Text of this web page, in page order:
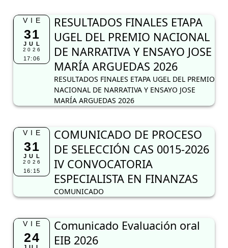
VIE
31
JUL
2026
17:06
RESULTADOS FINALES ETAPA
UGEL DEL PREMIO NACIONAL
DE NARRATIVA Y ENSAYO JOSE
MARÍA ARGUEDAS 2026
RESULTADOS FINALES ETAPA UGEL DEL PREMIO
NACIONAL DE NARRATIVA Y ENSAYO JOSE
MARÍA ARGUEDAS 2026
VIE
31
JUL
2026
16:15
COMUNICADO DE PROCESO
DE SELECCIÓN CAS 0015-2026
IV CONVOCATORIA
ESPECIALISTA EN FINANZAS
COMUNICADO
VIE
24
Comunicado Evaluación oral
EIB 2026